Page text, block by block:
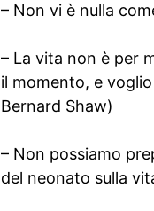
– Non vi è nulla
– La vita non è per
il momento, e
Bernard Shaw)
– Non possiamo
del neonato sulla